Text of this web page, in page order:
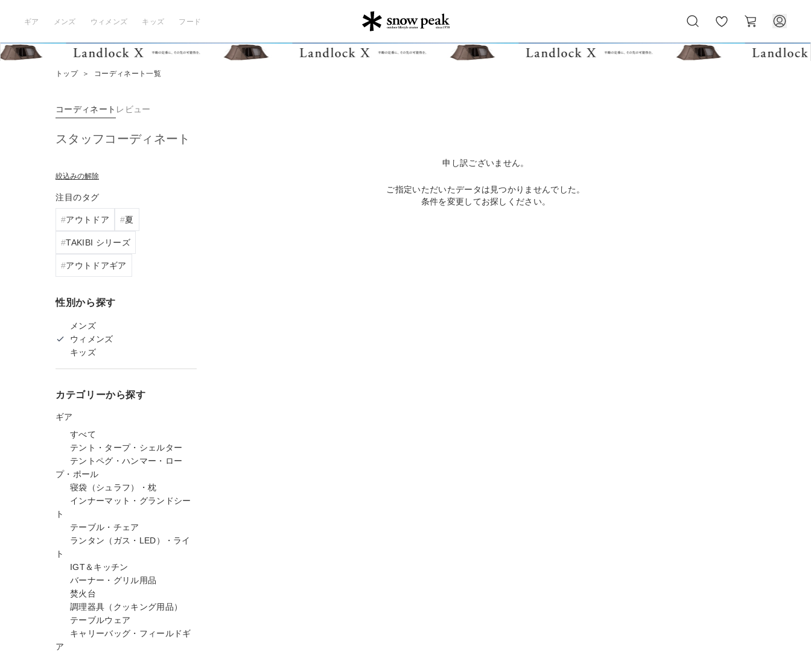
ギア メンズ ウィメンズ キッズ フード
気
に
ー
ト
トップ ＞ コーディネート一覧
コーディネート レビュー
スタッフコーディネート
絞込みの解除
注目のタグ
アウトドア 夏
TAKIBI シリーズ
アウトドアギア
性別から探す
メンズ
ウィメンズ
キッズ
カテゴリーから探す
ギア
すべて
テント・タープ・シェルター
テントペグ・ハンマー・ロー
プ・ポール
寝袋（シュラフ）・枕
インナーマット・グランドシー
ト
テーブル・チェア
ランタン（ガス・LED）・ライ
ト
IGT＆キッチン
バーナー・グリル用品
焚火台
調理器具（クッキング用品）
テーブルウェア
キャリーバッグ・フィールドギ
ア
申し訳ございません。
ご指定いただいたデータは見つかりませんでした。
条件を変更してお探しください。